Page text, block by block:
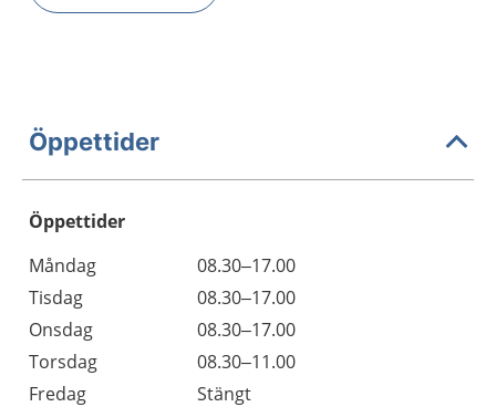
Öppettider
Öppettider
Dag
Öppettider
Kommentarer
Måndag
08.30–17.00
Tisdag
08.30–17.00
Onsdag
08.30–17.00
Torsdag
08.30–11.00
Fredag
Stängt